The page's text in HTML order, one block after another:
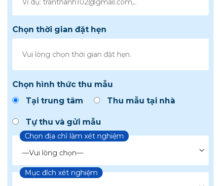
Chọn thời gian đặt hẹn
Chọn hình thức thu mẫu
Tại trung tâm
Thu mẫu tại nhà
Tự thu và gửi mẫu
Chọn địa chỉ làm xét nghiệm
Mục đích xét nghiệm